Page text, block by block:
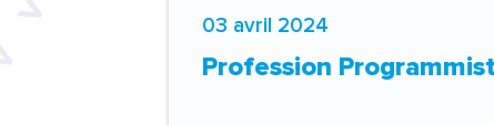
03 avril 2024
Profession